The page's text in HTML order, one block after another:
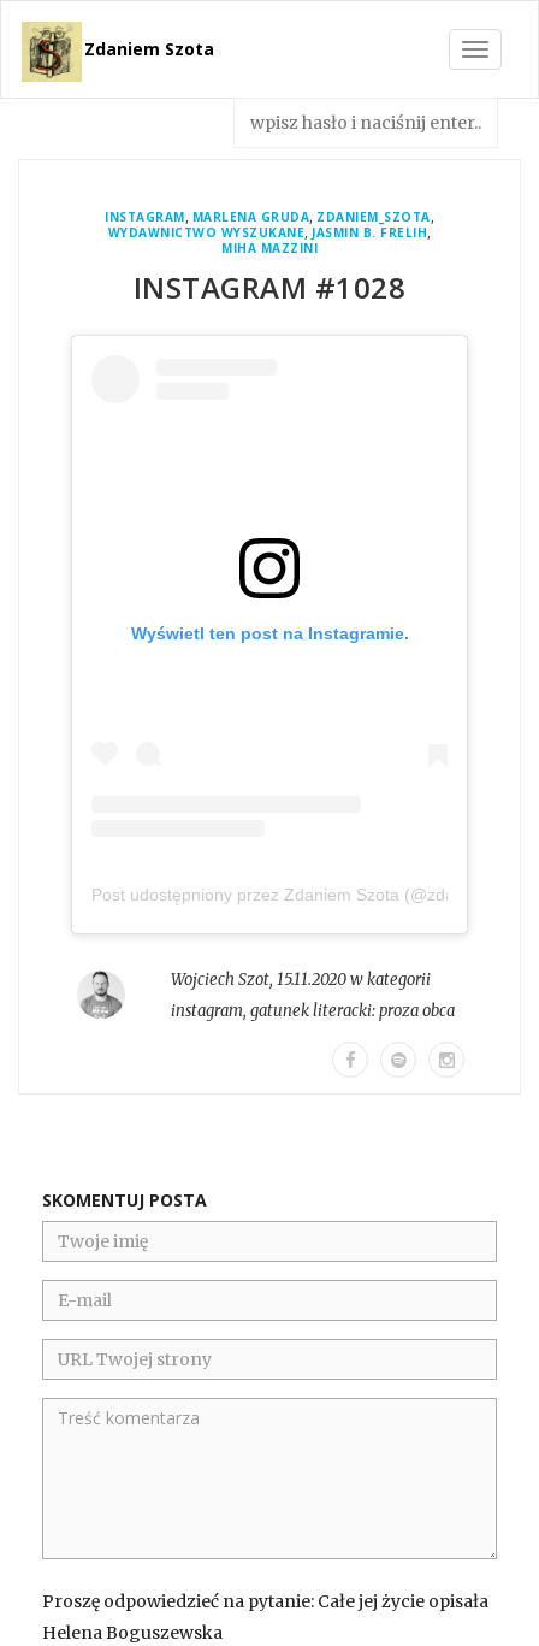
Toggle
Zdaniem Szota
INSTAGRAM, MARLENA GRUDA, ZDANIEM_SZOTA,
WYDAWNICTWO WYSZUKANE, JASMIN B. FRELIH,
MIHA MAZZINI
INSTAGRAM #1028
Wyświetl ten post na Instagramie.
Post udostępniony przez Zdaniem Szota
Wojciech Szot, 15.11.2020 w kategorii
instagram, gatunek literacki:proza obca
SKOMENTUJ POSTA
Proszę odpowiedzieć na pytanie: Całe jej życie opisała
Helena Boguszewska